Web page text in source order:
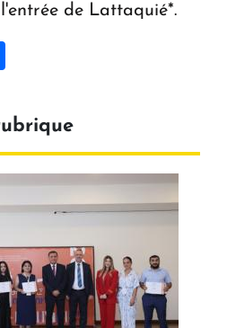
de Lattaquié*.